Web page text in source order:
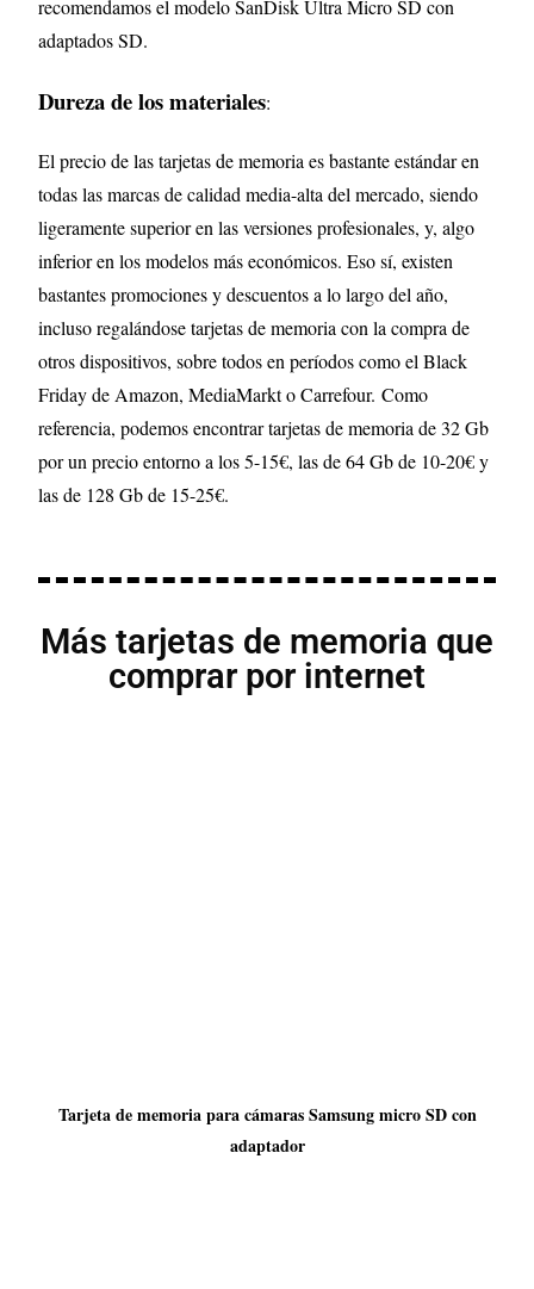
recomendamos el modelo SanDisk Ultra Micro SD con
adaptados SD.
Dureza de los materiales:
El precio de las tarjetas de memoria es bastante estándar en
todas las marcas de calidad media-alta del mercado, siendo
ligeramente superior en las versiones profesionales, y, algo
inferior en los modelos más económicos. Eso sí, existen
bastantes promociones y descuentos a lo largo del año,
incluso regalándose tarjetas de memoria con la compra de
otros dispositivos, sobre todos en períodos como el Black
Friday de Amazon, MediaMarkt o Carrefour. Como
referencia, podemos encontrar tarjetas de memoria de 32 Gb
por un precio entorno a los 5-15€, las de 64 Gb de 10-20€ y
las de 128 Gb de 15-25€.
Más tarjetas de memoria que
comprar por internet
Tarjeta de memoria para cámaras Samsung micro SD con
adaptador